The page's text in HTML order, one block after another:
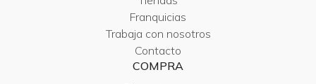
Franquicias
Trabaja con nosotros
Contacto
COMPRA